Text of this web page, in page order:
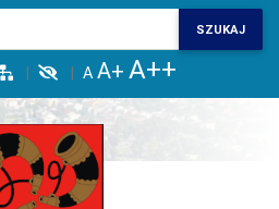
początek strony
treści głównej
do stopki
menu górnego
do mapy serwisu
SZUKAJ